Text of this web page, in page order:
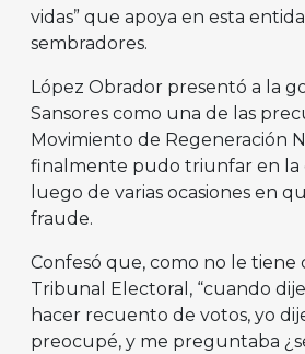
vidas” que apoya en esta
sembradores.
López Obrador presentó a la
Sansores como una de las
Movimiento de Regeneración
finalmente pudo triunfar en
luego de varias ocasiones en
fraude.
Confesó que, como no le tiene
Tribunal Electoral, “cuando
hacer recuento de votos, yo dije
preocupé, y me preguntaba